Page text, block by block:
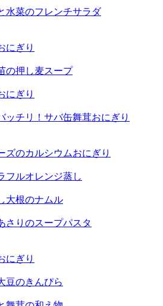
水菜のフレンチサラダ
にぎり
の押し麦スープ
にぎり
ッチリ！サバ缶舞茸おにぎり
ズのカルシウムおにぎり
フルオレンジ蒸し
大根のナムル
さりのスープパスタ
にぎり
豆のきんぴら